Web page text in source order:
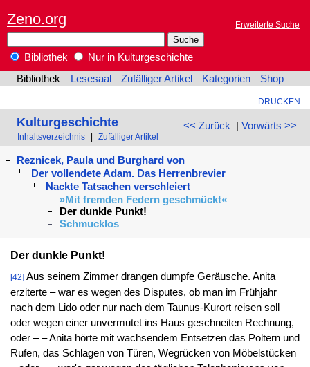
Zeno.org Erweiterte Suche
Bibliothek
Nur in Kulturgeschichte
Bibliothek
Lesesaal Zufälliger Artikel Kategorien Shop
DRUCKEN
<< Zurück | Vorwärts >>
Kulturgeschichte
Inhaltsverzeichnis Zufälliger Artikel
Reznicek, Paula und Burghard von
Der vollendete Adam. Das Herrenbrevier
Nackte Tatsachen verschleiert
»Mit fremden Federn geschmückt«
Der dunkle Punkt!
Schmucklos
Der dunkle Punkt!
[42]Aus seinem Zimmer drangen dumpfe Geräusche. Anita
erziterte – war es wegen des Disputes, ob man im Frühjahr
nach dem Lido oder nur nach dem Taunus-Kurort reisen soll –
oder wegen einer unvermutet ins Haus geschneiten Rechnung,
oder – – Anita hörte mit wachsendem Entsetzen das Poltern und
Rufen, das Schlagen von Türen, Wegrücken von Möbelstücken